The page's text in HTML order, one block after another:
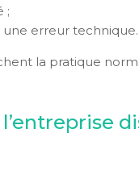
;
erreur technique.
la pratique